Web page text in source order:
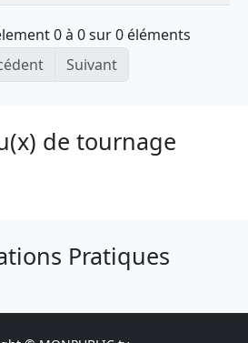
0 à 0 sur 0 éléments
Suivant
de tournage
Pratiques